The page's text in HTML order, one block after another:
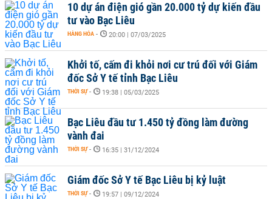
10 dự án điện gió gần 20.000 tỷ dự kiến đầu
tư vào Bạc Liêu
HÀNG HÓA - 20:00 | 07/03/2025
Khởi tố, cấm đi khỏi nơi cư trú đối với Giám
đốc Sở Y tế tỉnh Bạc Liêu
THỜI SỰ - 19:38 | 05/03/2025
Bạc Liêu đầu tư 1.450 tỷ đồng làm đường
vành đai
THỜI SỰ - 16:35 | 31/12/2024
Giám đốc Sở Y tế Bạc Liêu bị kỷ luật
THỜI SỰ - 19:57 | 09/12/2024